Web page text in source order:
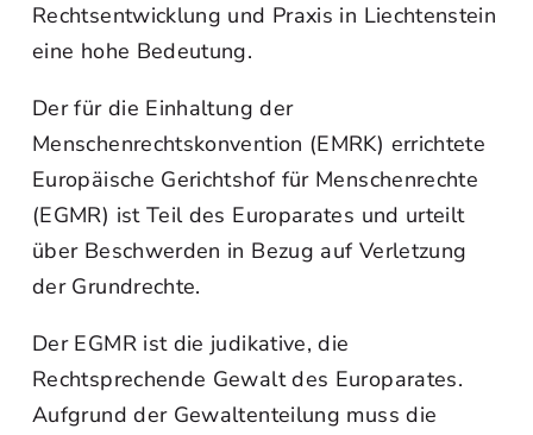
Rechtsentwicklung und Praxis in Liechtenstein
eine hohe Bedeutung.
Der für die Einhaltung der
Menschenrechtskonvention (EMRK) errichtete
Europäische Gerichtshof für Menschenrechte
(EGMR) ist Teil des Europarates und urteilt
über Beschwerden in Bezug auf Verletzung
der Grundrechte.
Der EGMR ist die judikative, die
Rechtsprechende Gewalt des Europarates.
Aufgrund der Gewaltenteilung muss die